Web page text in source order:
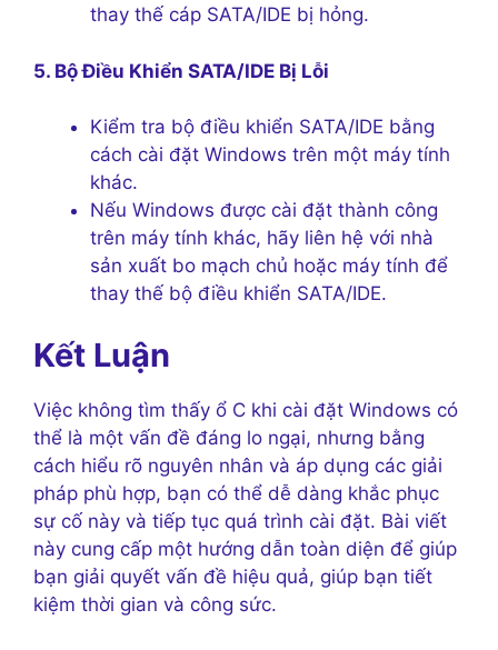
thay thế cáp SATA/IDE bị hỏng.
5. Bộ Điều Khiển SATA/IDE Bị Lỗi
Kiểm tra bộ điều khiển SATA/IDE bằng
cách cài đặt Windows trên một máy tính
khác.
Nếu Windows được cài đặt thành công
trên máy tính khác, hãy liên hệ với nhà
sản xuất bo mạch chủ hoặc máy tính để
thay thế bộ điều khiển SATA/IDE.
Kết Luận
Việc không tìm thấy ổ C khi cài đặt Windows có
thể là một vấn đề đáng lo ngại, nhưng bằng
cách hiểu rõ nguyên nhân và áp dụng các giải
pháp phù hợp, bạn có thể dễ dàng khắc phục
sự cố này và tiếp tục quá trình cài đặt. Bài viết
này cung cấp một hướng dẫn toàn diện để giúp
bạn giải quyết vấn đề hiệu quả, giúp bạn tiết
kiệm thời gian và công sức.